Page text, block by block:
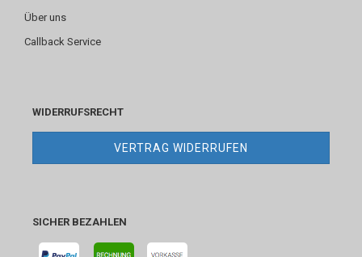
Über uns
Callback Service
WIDERRUFSRECHT
VERTRAG WIDERRUFEN
SICHER BEZAHLEN